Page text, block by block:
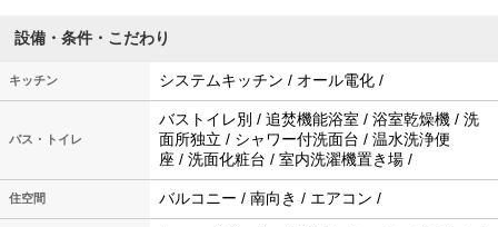
設備・条件・こだわり
キッチン システムキッチン / オール電化 /
バス・トイレ
バストイレ別 / 追焚機能浴室 / 浴室乾燥機 / 洗
面所独立 / シャワー付洗面台 / 温水洗浄便
座 / 洗面化粧台 / 室内洗濯機置き場 /
住空間 バルコニー / 南向き / エアコン /